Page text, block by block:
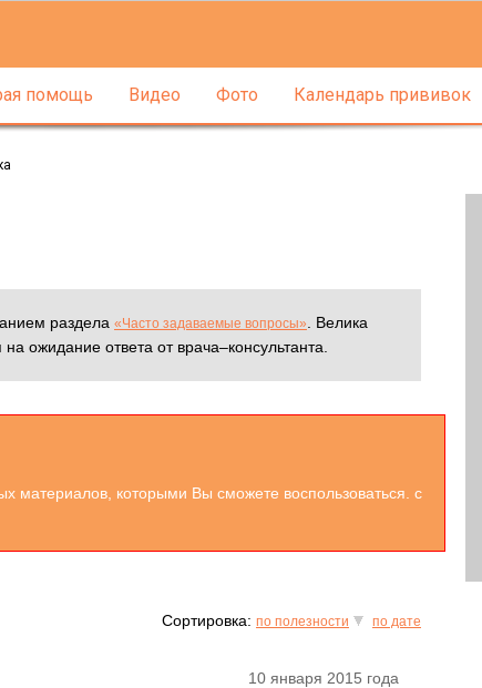
помощь Видео Фото Календарь прививок
раздела «Часто задаваемые вопросы»
. Велика
ожидание ответа от врача–консультанта.
материалов, которыми Вы сможете воспользоваться. с
Сортировка: по полезности по дате
10 января 2015 года